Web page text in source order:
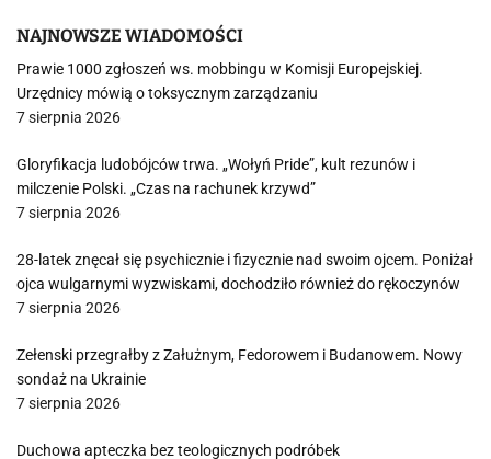
NAJNOWSZE WIADOMOŚCI
Prawie 1000 zgłoszeń ws. mobbingu w Komisji Europejskiej.
Urzędnicy mówią o toksycznym zarządzaniu
7 sierpnia 2026
Gloryfikacja ludobójców trwa. „Wołyń Pride”, kult rezunów i
milczenie Polski. „Czas na rachunek krzywd”
7 sierpnia 2026
28-latek znęcał się psychicznie i fizycznie nad swoim ojcem. Poniżał
ojca wulgarnymi wyzwiskami, dochodziło również do rękoczynów
7 sierpnia 2026
Zełenski przegrałby z Załużnym, Fedorowem i Budanowem. Nowy
sondaż na Ukrainie
7 sierpnia 2026
Duchowa apteczka bez teologicznych podróbek